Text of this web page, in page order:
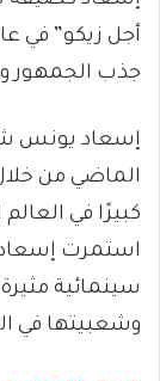
جذب الجمهور
إسعاد يونس
الماضي من
كبيرًا في
استمرت
سينمائية
وشعبيتها في